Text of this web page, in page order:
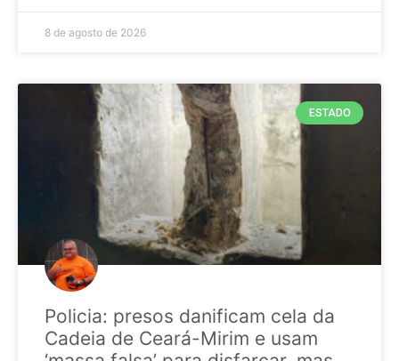
8 de agosto de 2026
ESTADO
Policia: presos danificam cela da
Cadeia de Ceará-Mirim e usam